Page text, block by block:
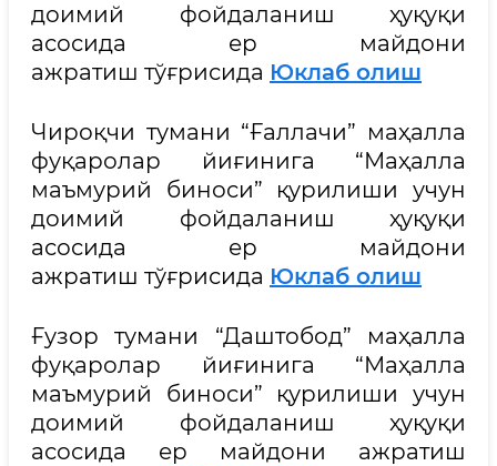
доимий фойдаланиш ҳуқуқи
асосида ер майдони
ажратиш тўғрисида Юклаб олиш
Чироқчи тумани “Ғаллачи” маҳалла
фуқаролар йиғинига “Маҳалла
маъмурий биноси” қурилиши учун
доимий фойдаланиш ҳуқуқи
асосида ер майдони
ажратиш тўғрисида Юклаб олиш
Ғузор тумани “Даштобод” маҳалла
фуқаролар йиғинига “Маҳалла
маъмурий биноси” қурилиши учун
доимий фойдаланиш ҳуқуқи
асосида ер майдони ажратиш